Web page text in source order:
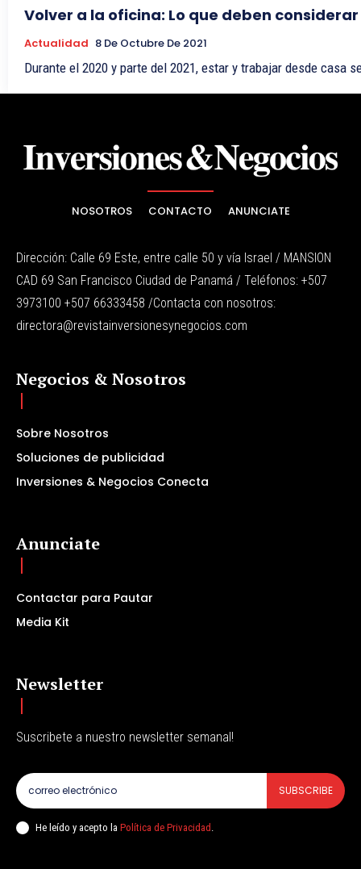
Volver a la oficina: Lo que deben
Actualidad 8 De Octubre De 2021
Durante el 2020 y parte del 2021, estar y trabajar desde casa
NOSOTROS CONTACTO ANUNCIATE
Dirección: Calle 69 Este, entre calle 50 y vía Israel / MANSION
CAD 69 San Francisco Ciudad de Panamá / Teléfonos: +507
3973100 +507 66333458 /Contacta con nosotros:
directora@revistainversionesynegocios.com
Negocios & Nosotros
Sobre Nosotros
Soluciones de publicidad
Inversiones & Negocios Conecta
Anunciate
Contactar para Pautar
Media Kit
Newsletter
Suscribete a nuestro newsletter semanal!
SUBSCRIBE
He leído y acepto la Política de Privacidad